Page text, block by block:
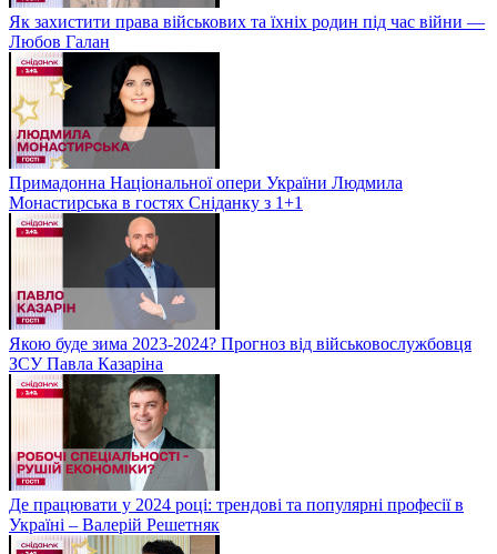
Як захистити права військових та їхніх родин під час війни —
Любов Галан
Примадонна Національної опери України Людмила
Монастирська в гостях Сніданку з 1+1
Якою буде зима 2023-2024? Прогноз від військовослужбовця
ЗСУ Павла Казаріна
Де працювати у 2024 році: трендові та популярні професії в
Україні – Валерій Решетняк